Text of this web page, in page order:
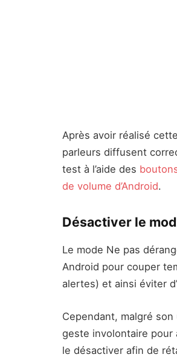
Après avoir réalisé
parleurs diffusent
test à l’aide des
de volume d’Android.
Désactiver le
Le mode Ne pas
Android pour couper
alertes) et ainsi éviter
Cependant, malgré
geste involontaire pour
le désactiver afin de